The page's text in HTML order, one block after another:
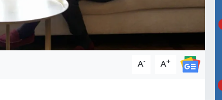
A- A+